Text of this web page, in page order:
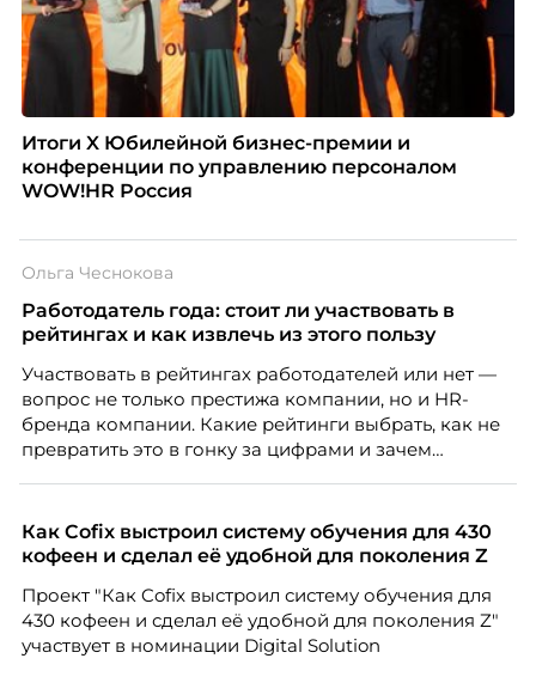
Итоги X Юбилейной бизнес-премии и
конференции по управлению персоналом
WOW!HR Россия
Ольга Чеснокова
Работодатель года: стоит ли участвовать в
рейтингах и как извлечь из этого пользу
Участвовать в рейтингах работодателей или нет —
вопрос не только престижа компании, но и HR-
бренда компании. Какие рейтинги выбрать, как не
превратить это в гонку за цифрами и зачем
Чеснокова, HR-директор Right line.
Как Cofix выстроил систему обучения для 430
кофеен и сделал её удобной для поколения Z
Проект "Как Cofix выстроил систему обучения для
430 кофеен и сделал её удобной для поколения Z"
участвует в номинации Digital Solution